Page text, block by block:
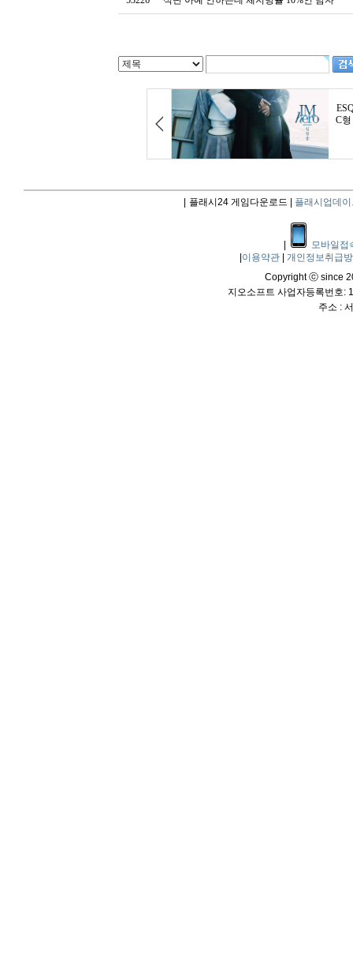
플래시24 게임다운로드 | 플래시업데이
모바일접
이용약관
개인정보취급
Copyright ⓒ since
지오소프트 사업자등록번호:
주소 :